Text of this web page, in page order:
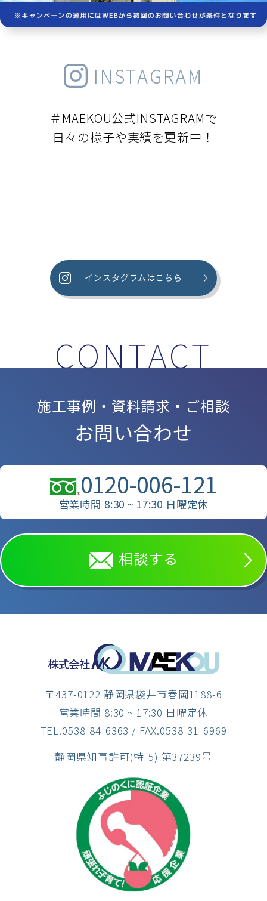
INSTAGRAM
＃MAEKOU公式INSTAGRAMで
日々の様子や実績を更新中！
インスタグラムはこちら
施工事例・資料請求・ご相談
お問い合わせ
0120-006-121
営業時間 8:30 ~ 17:30 日曜定休
相談する
〒437-0122 静岡県袋井市春岡1188-6
営業時間 8:30 ~ 17:30 日曜定休
TEL.0538-84-6363 / FAX.0538-31-6969
静岡県知事許可(特-5) 第37239号